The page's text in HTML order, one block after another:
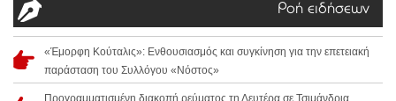
Ροή ειδήσεων
«Έμορφη Κούταλις»: Ενθουσιασμός και συγκίνηση για την επετειακή
παράσταση του Συλλόγου «Νόστος»
Προγραμματισμένη διακοπή ρεύματος τη Δευτέρα σε Τσιμάνδρια,